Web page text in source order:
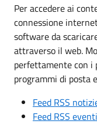
Per accedere ai
connessione
software da
attraverso il web.
perfettamente con i
programmi di posta
Feed RSS
Feed RSS eventi